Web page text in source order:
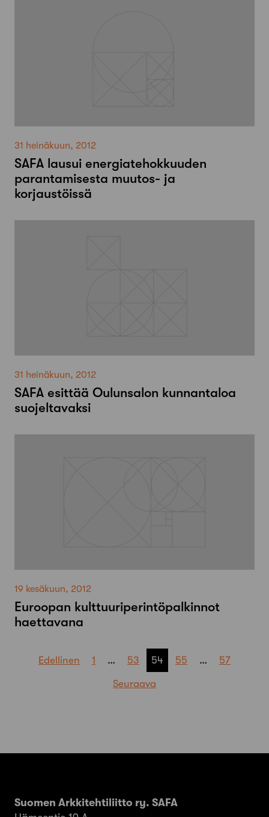
31 heinäkuun, 2012
SAFA lausui energiatehokkuuden
parantamisesta muutos- ja
korjaustöissä
31 heinäkuun, 2012
SAFA esittää Oulunsalon kunnantaloa
suojeltavaksi
19 kesäkuun, 2012
Euroopan kulttuuriperintöpalkinnot
haettavana
Artikkelien
Edellinen 1 … 53 54 55 … 57
Seuraava
Suomen Arkkitehtiliitto ry. SAFA